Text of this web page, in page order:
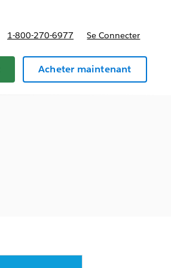
1-800-270-6977 Se Connecter
Acheter maintenant